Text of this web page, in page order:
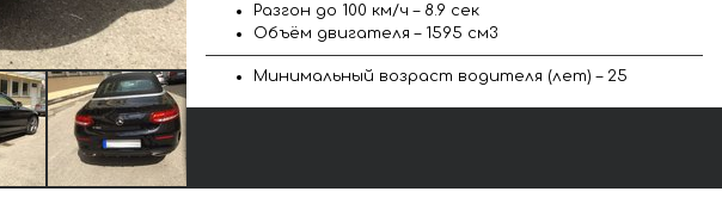
Разгон до 100 км/ч – 8.9 сек
Объём двигателя – 1595 см3
Минимальный возраст водителя (лет) – 25